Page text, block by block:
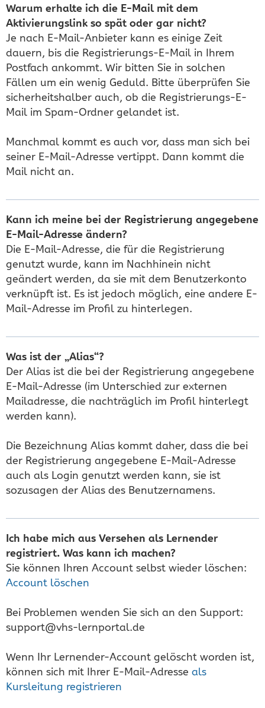
Warum erhalte ich die E-Mail mit dem
Aktivierungslink so spät oder gar nicht?
Je nach E-Mail-Anbieter kann es einige Zeit
dauern, bis die Registrierungs-E-Mail in Ihrem
Postfach ankommt. Wir bitten Sie in solchen
Fällen um ein wenig Geduld. Bitte überprüfen Sie
sicherheitshalber auch, ob die Registrierungs-E-
Mail im Spam-Ordner gelandet ist.
Manchmal kommt es auch vor, dass man sich bei
seiner E-Mail-Adresse vertippt. Dann kommt die
Mail nicht an.
Kann ich meine bei der Registrierung angegebene
E-Mail-Adresse ändern?
Die E-Mail-Adresse, die für die Registrierung
genutzt wurde, kann im Nachhinein nicht
geändert werden, da sie mit dem Benutzerkonto
verknüpft ist. Es ist jedoch möglich, eine andere E-
Mail-Adresse im Profil zu hinterlegen.
Was ist der „Alias“?
Der Alias ist die bei der Registrierung angegebene
E-Mail-Adresse (im Unterschied zur externen
Mailadresse, die nachträglich im Profil hinterlegt
werden kann).
Die Bezeichnung Alias kommt daher, dass die bei
der Registrierung angegebene E-Mail-Adresse
auch als Login genutzt werden kann, sie ist
sozusagen der Alias des Benutzernamens.
Ich habe mich aus Versehen als Lernender
registriert. Was kann ich machen?
Sie können Ihren Account selbst wieder löschen:
Account löschen
Bei Problemen wenden Sie sich an den Support:
support@vhs-lernportal.de
Wenn Ihr Lernender-Account gelöscht worden ist,
können sich mit Ihrer E-Mail-Adresse als
Kursleitung registrieren